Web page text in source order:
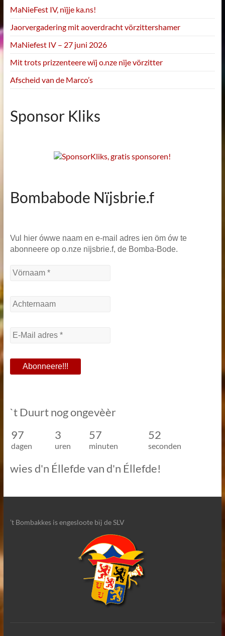
MaNieFest IV, nïjje ka.ns!
Jaorvergadering mit aoverdracht vörzittershamer
MaNiefest IV – 27 juni 2026
Mit trots prizzenteere wïj o.nze nïje vörzitter
Afscheid van de Marco’s
Sponsor Kliks
Bombabode Nïjsbrie.f
Vul hier ówwe naam en e-mail adres ien öm ów te
abonneere op o.nze nïjsbrie.f, de Bomba-Bode.
`t Duurt nog ongevèèr
97
3 57 52
dagen uren minuten seconden
wies d'n Éllefde van d'n Éllefde!
’t Bombakkes is engesloote bïj de SLV